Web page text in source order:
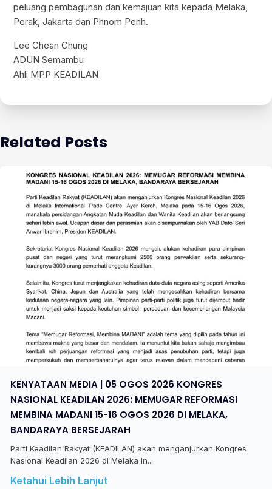
peluang pembagunan dan kemajuan kita kepada Melaka,
Perak, Jakarta dan Phnom Penh.
Lee Chean Chung
ADUN Semambu
Ahli MPP KEADILAN
Related Posts
KENYATAAN MEDIA | 05 OGOS 2026 KONGRES
NASIONAL KEADILAN 2026: MEMUGAR REFORMASI
MEMBINA MADANI 15-16 OGOS 2026 DI MELAKA,
BANDARAYA BERSEJARAH
Parti Keadilan Rakyat (KEADILAN) akan menganjurkan Kongres
Nasional Keadilan 2026 di Melaka In...
Ketahui Lebih Lanjut